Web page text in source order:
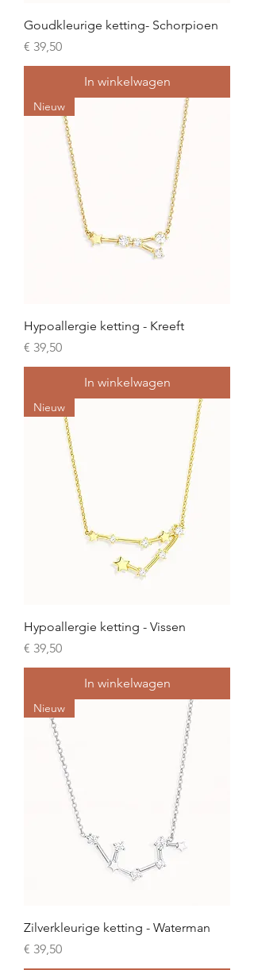
Goudkleurige ketting- Schorpioen
Prijs
€ 39,50
In winkelwagen
Nieuw
Hypoallergie ketting - Kreeft
Prijs
€ 39,50
In winkelwagen
Nieuw
Hypoallergie ketting - Vissen
Prijs
€ 39,50
In winkelwagen
Nieuw
Zilverkleurige ketting - Waterman
Prijs
€ 39,50